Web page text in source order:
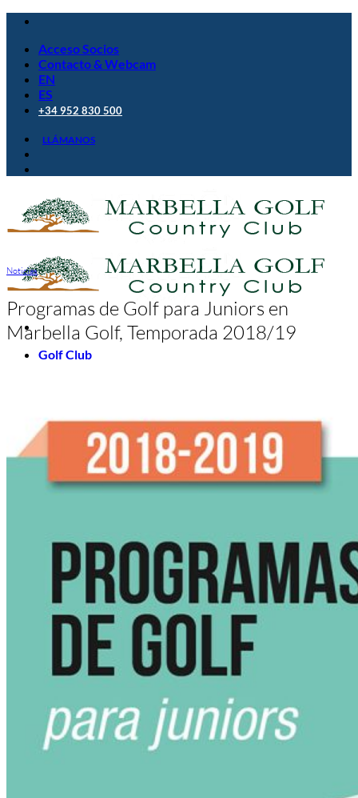
Saltar
contenidoAcceso Socios
Contacto & Webcam
EN
ES
+34 952 830 500
LLÁMANOS
Golf Club
Tarifas
Membresías
Restaurante
Eventos
Organiza tu evento
Últimas noticias
Newsletters
RESERVA ONLINE
Reservar
Noticias
Programas de Golf para Juniors en
Marbella Golf, Temporada 2018/19